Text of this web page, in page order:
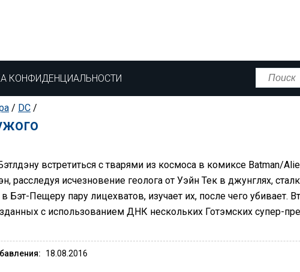
КОНФИДЕНЦИАЛЬНОСТИ
/ DC /
встретиться с тварями из космоса в комиксе Batman/
расследуя исчезновение геолога от Уэйн Тек в джунглях,
Бэт-Пещеру пару лицехватов, изучает их, после чего убивает.
с использованием ДНК нескольких Готэмских супер-
18.08.2016